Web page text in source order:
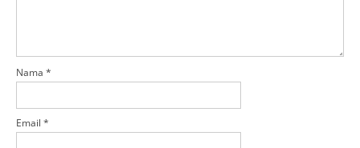
Nama *
Email *